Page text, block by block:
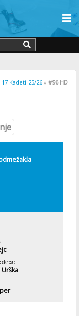
17 Kadeti 25/26 » #96 HD
Urška